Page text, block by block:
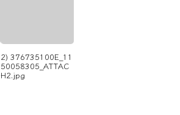
2) 376735100E_11
50058305_ATTAC
H2.jpg